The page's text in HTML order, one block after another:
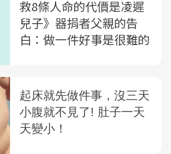
救8條人命的代價是凌遲
兒子》器捐者父親的告
白：做一件好事是很難的